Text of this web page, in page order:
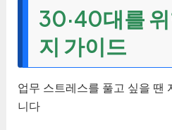
30·40대를
지 가이드
업무 스트레스를 풀고 싶을 땐
니다